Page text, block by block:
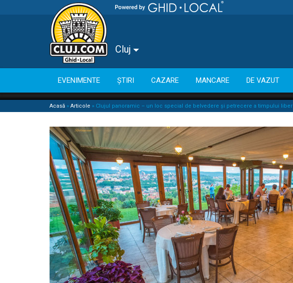
Cluj
EVENIMENTE ȘTIRI CAZARE MANCARE DE VAZUT
Acasă » Articole » Clujul panoramic – un loc special de belvedere și petrecere a timpului liber